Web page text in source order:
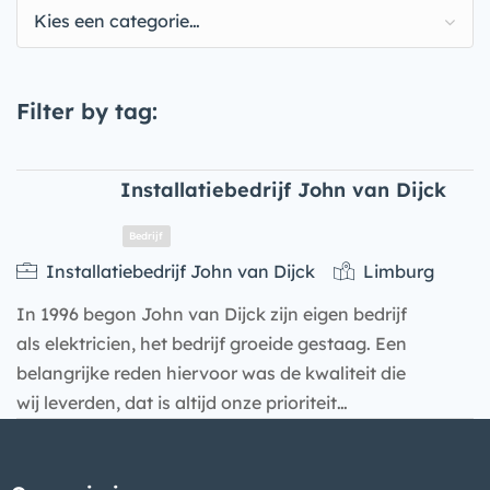
Kies een categorie…
Filter by tag:
Installatiebedrijf John van Dijck
Installatiebedrijf John van Dijck
Limburg
In 1996 begon John van Dijck zijn eigen bedrijf
als elektricien, het bedrijf groeide gestaag. Een
belangrijke reden hiervoor was de kwaliteit die
wij leverden, dat is altijd onze prioriteit…